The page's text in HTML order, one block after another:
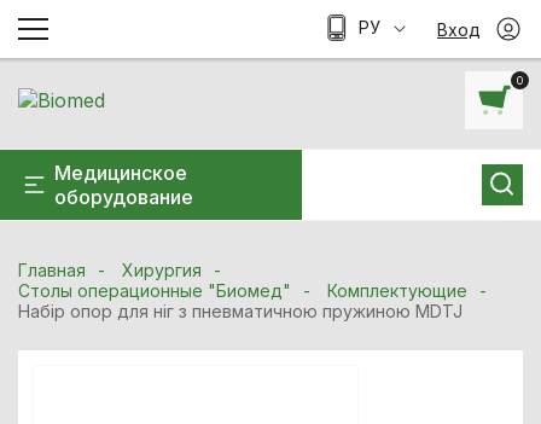
0
Медицинское
оборудование
РУ Вход
Главная
Хирургия
Столы операционные "Биомед"
Комплектующие
Набір опор для ніг з пневматичною пружиною MDTJ